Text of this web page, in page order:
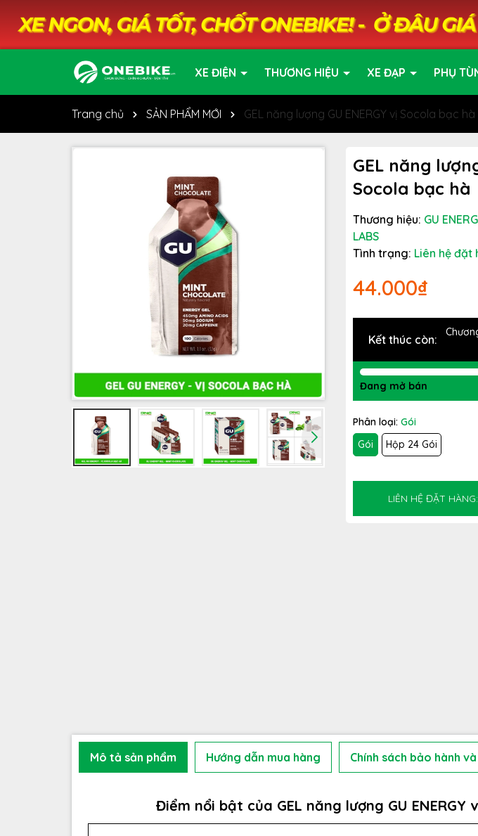
XE ĐIỆN THƯƠNG HIỆU XE ĐẠP PHỤ
Trang chủ SẢN PHẨM MỚI GEL năng lượng GU ENERGY vị Socola bạc hà
GEL năng
Socola bạc hà
Thương hiệu: GU
LABS
Tình trạng: Liên hệ đặt
44.000₫
Kết thúc còn:
Đang mở bán
Phân loại: Gói
Gói
Hộp 24 Gói
LIÊN HỆ ĐẶT
Mô tả sản phẩm Hướng dẫn mua hàng Chính sách bảo hành
Điểm nổi bật của GEL năng lượng GU ENERGY